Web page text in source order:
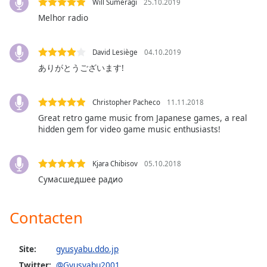
Escape
will
close
the
Color
Background
Will Sumeragi 25.10.2019
Melhor radio
David Lesiège 04.10.2019
ありがとうございます!
Christopher Pacheco 11.11.2018
Great retro game music from Japanese games, a real
hidden gem for video game music enthusiasts!
Kjara Chibisov 05.10.2018
Сумасшедшее радио
Contacten
Site:
gyusyabu.ddo.jp